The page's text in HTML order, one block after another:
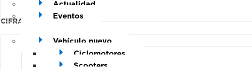
Actualidad
Eventos
CIFRAS DEL SECTOR
Vehículo nuevo
Ciclomotores
Scooters